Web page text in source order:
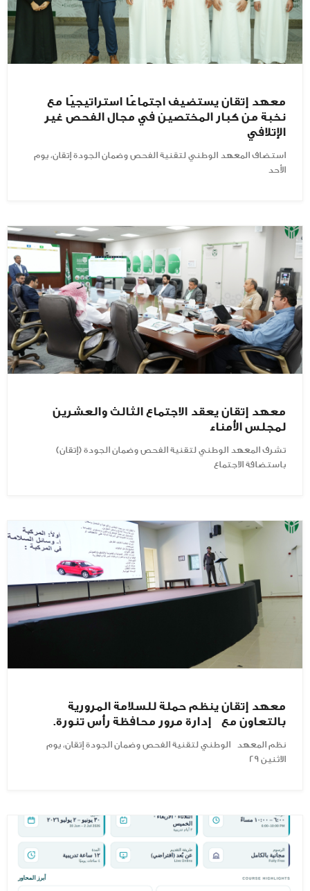
معهد إتقان يستضيف اجتماعًا استراتيجيًا مع
نخبة من كبار المختصين في مجال الفحص غير
الإتلافي
استضاف المعهد الوطني لتقنية الفحص وضمان الجودة إتقان، يوم
الأحد
معهد إتقان يعقد الاجتماع الثالث والعشرين
لمجلس الأمناء
تشرف المعهد الوطني لتقنية الفحص وضمان الجودة (إتقان)
باستضافة الاجتماع
معهد إتقان ينظم حملة للسلامة المرورية
بالتعاون مع إدارة مرور محافظة رأس تنورة.
نظم المعهد الوطني لتقنية الفحص وضمان الجودة إتقان، يوم
الاثنين 29